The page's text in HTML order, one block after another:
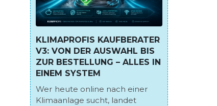
KLIMAPROFIS KAUFBERATER
V3: VON DER AUSWAHL BIS
ZUR BESTELLUNG – ALLES IN
EINEM SYSTEM
Wer heute online nach einer
Klimaanlage sucht, landet